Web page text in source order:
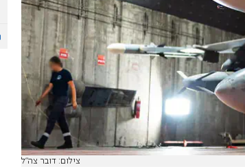
צילום: דובר צה"ל